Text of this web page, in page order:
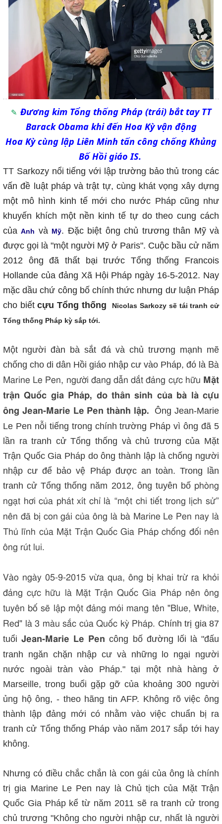
Đương kim Tổng thống Pháp (trái) bắt tay TT
Barack Obama khi đến Hoa Kỳ vận động
Hoa Kỳ cùng lập Liên Minh tấn công chống Khủng
Bố Hồi giáo IS.
TT Sarkozy nổi tiếng với lập trường bảo thủ trong các
vấn đề luật pháp và trật tự, cùng khát vọng xây dựng
một mô hình kinh tế mới cho nước Pháp cũng như
khuyến khích một nền kinh tế tự do theo cung cách
của Anh và Mỹ. Đặc biệt ông chủ trương thân Mỹ và
được gọi là "một người Mỹ ở Paris". Cuộc bầu cử năm
2012 ông đã thất bại trước Tổng thống Francois
Hollande của đảng Xã Hội Pháp ngày 16-5-2012. Nay
mặc dầu chứ công bố chính thức nhưng dư luận Pháp
cho biếtcựu Tổng thống
Nicolas Sarkozy sẽ tái tranh cử
Tổng thống Pháp kỳ sắp tới.
Một người đàn bà sắt đá và chủ trương mạnh mẽ
chống cho di dân Hồi giáo nhập cư vào Pháp, đó là Bà
Marine Le Pen, người đang dẫn dắt đảng cực hữu Mặt
trận Quốc gia Pháp, do thân sinh của bà là cựu
ông Jean-Marie Le Pen thành lập. Ông Jean-Marie
Le Pen nỗi tiếng trong chính trường Pháp vì ông đã 5
lần ra tranh cử Tổng thống và chủ trương của Mặt
Trận Quốc Gia Pháp do ông thành lập là chống người
nhập cư để bảo vệ Pháp được an toàn. Trong lần
tranh cử Tổng thống năm 2012, ông tuyên bố phòng
ngạt hơi của phát xít chỉ là “một chi tiết trong lịch sử”
nên đã bị con gái của ông là bà Marine Le Pen nay là
Thủ lĩnh của Mặt Trận Quốc Gia Pháp chống đối nên
ông rút lui.
Vào ngày 05-9-2015 vừa qua, ông bị khai trừ ra khỏi
đảng cực hữu là Mặt Trận Quốc Gia Pháp nên ông
tuyên bố sẽ lập một đảng mói mang tên "Blue, White,
Red" là 3 màu sắc của Quốc kỳ Pháp. Chính trị gia 87
tuổiJean-Marie Le Pencông bố đường lối là"đấu
tranh ngăn chặn nhập cư và những lo ngại người
nước ngoài tràn vào Pháp."tại một nhà hàng ở
Marseille, trong buổi gặp gỡ của khoảng 300 người
ủng hộ ông, - theo hãng tin AFP. Không rõ việc ông
thành lập đảng mới có nhằm vào việc chuẩn bị ra
tranh cử Tổng thống Pháp vào năm 2017 sắp tới hay
không.
Nhưng có điều chắc chắn là con gái của ông là chính
trị gia Marine Le Pen nay là Chủ tịch của Mặt Trận
Quốc Gia Pháp kể từ năm 2011 sẽ ra tranh cử trong
chủ trương "Không cho người nhập cư, nhất là người